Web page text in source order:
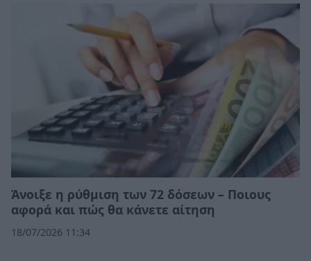
Άνοιξε η ρύθμιση των 72 δόσεων – Ποιους
αφορά και πώς θα κάνετε αίτηση
18/07/2026 11:34